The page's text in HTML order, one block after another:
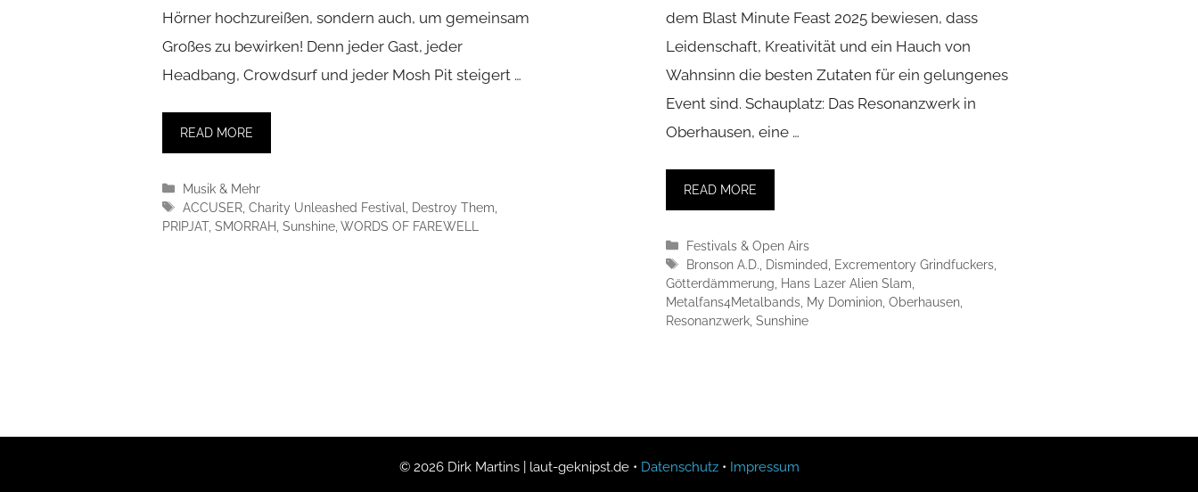
Hörner hochzureißen, sondern auch, um gemeinsam
Großes zu bewirken! Denn jeder Gast, jeder
Headbang, Crowdsurf und jeder Mosh Pit steigert …
READ MORE
Kategorien
Musik & Mehr
Schlagwörter
ACCUSER ,Charity Unleashed Festival Destroy Them
PRIPJAT, SMORRAH Sunshine WORDS OF FAREWELL
dem Blast Minute Feast 2025 bewiesen, dass
Leidenschaft, Kreativität und ein Hauch von
Wahnsinn die besten Zutaten für ein gelungenes
Event sind. Schauplatz: Das Resonanzwerk in
Oberhausen, eine …
READ MORE
Kategorien
Festivals & Open Airs
Schlagwörter
Bronson A.D. Disminded Excrementory Grindfuckers
Götterdämmerung Hans Lazer Alien Slam
Metalfans4Metalbands My Dominion Oberhausen
Resonanzwerk Sunshine
© 2026 Dirk Martins | laut-geknipst.de • Datenschutz• Impressum